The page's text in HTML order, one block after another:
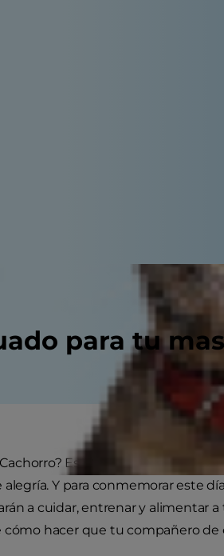
para tu
Es una fecha especial
Y para conmemorar este
a cuidar, entrenar y alimentar a
hacer que tu compañero de